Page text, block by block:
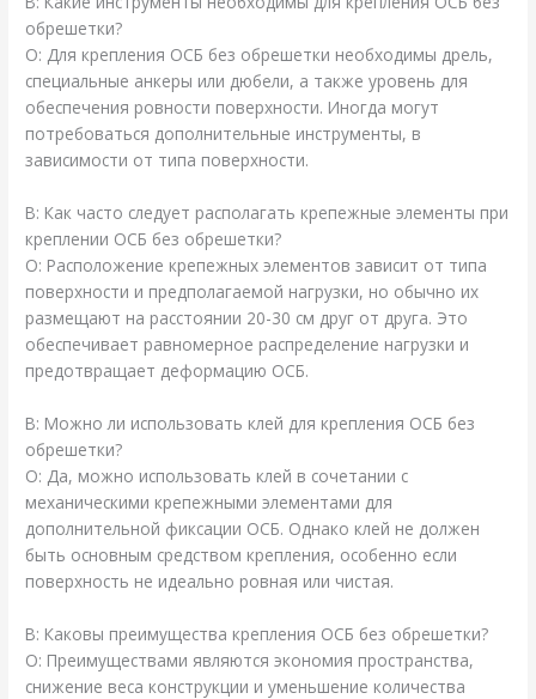
обрешетки?
О: Для крепления ОСБ без обрешетки необходимы дрель,
специальные анкеры или дюбели, а также уровень для
обеспечения ровности поверхности. Иногда могут
потребоваться дополнительные инструменты, в
зависимости от типа поверхности.
В: Как часто следует располагать крепежные элементы при
креплении ОСБ без обрешетки?
О: Расположение крепежных элементов зависит от типа
поверхности и предполагаемой нагрузки, но обычно их
размещают на расстоянии 20-30 см друг от друга. Это
обеспечивает равномерное распределение нагрузки и
предотвращает деформацию ОСБ.
В: Можно ли использовать клей для крепления ОСБ без
обрешетки?
О: Да, можно использовать клей в сочетании с
механическими крепежными элементами для
дополнительной фиксации ОСБ. Однако клей не должен
быть основным средством крепления, особенно если
поверхность не идеально ровная или чистая.
В: Каковы преимущества крепления ОСБ без обрешетки?
О: Преимуществами являются экономия пространства,
снижение веса конструкции и уменьшение количества